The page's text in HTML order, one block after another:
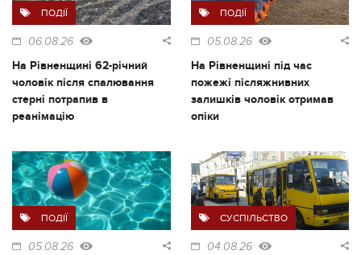
ПОДІЇ
06.08.26
На Рівненщині 62-річний
чоловік після спалювання
стерні потрапив в
реанімацію
ПОДІЇ
05.08.26
На Рівненщині під час
пожежі післяжнивних
залишків чоловік отримав
опіки
ПОДІЇ
05.08.26
СУСПІЛЬСТВО
04.08.26